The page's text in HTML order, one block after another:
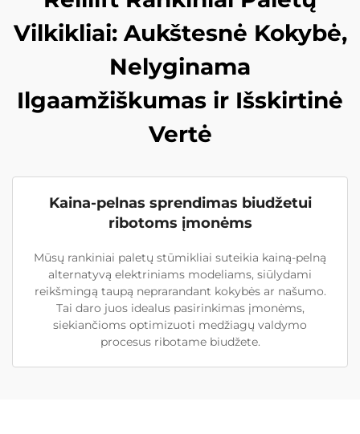
Vilkikliai: Aukštesnė Kokybė,
Nelyginama
Ilgaamžiškumas ir Išskirtinė
Vertė
Kaina-pelnas sprendimas biudžetui
ribotoms įmonėms
Mūsų rankiniai paletų stūmikliai suteikia kainą-pelną
alternatyvą elektriniams modeliams, siūlydami
reikšmingą taupą neprarandant kokybės ar našumo.
Tai daro juos idealus pasirinkimas įmonėms,
siekiančioms optimizuoti medžiagų valdymo
procesus ribotame biudžete.